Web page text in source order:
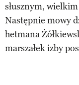
słusznym,
Następnie mowy
hetmana
marszałek izby